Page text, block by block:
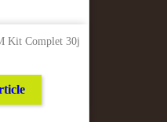
Kit Complet 30j